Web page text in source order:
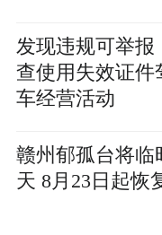
发现违规可举报
查使用失效证件
车经营活动
赣州郁孤台将临
天 8月23日起恢